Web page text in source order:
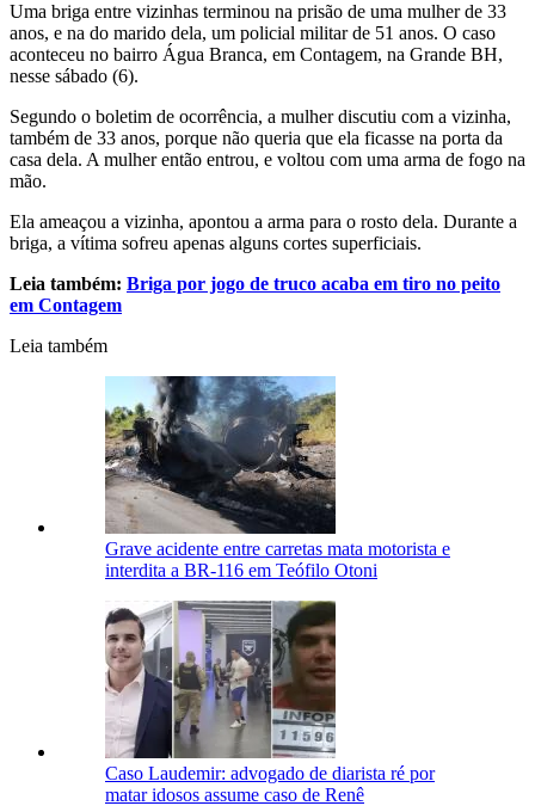
Uma briga entre vizinhas terminou na prisão de uma mulher de 33
anos, e na do marido dela, um policial militar de 51 anos. O caso
aconteceu no bairro Água Branca, em Contagem, na Grande BH,
nesse sábado (6).
Segundo o boletim de ocorrência, a mulher discutiu com a vizinha,
também de 33 anos, porque não queria que ela ficasse na porta da
casa dela. A mulher então entrou, e voltou com uma arma de fogo na
mão.
Ela ameaçou a vizinha, apontou a arma para o rosto dela. Durante a
briga, a vítima sofreu apenas alguns cortes superficiais.
Leia também: Briga por jogo de truco acaba em tiro no peito
em Contagem
Leia também
Grave acidente entre carretas mata motorista e
interdita a BR-116 em Teófilo Otoni
Caso Laudemir: advogado de diarista ré por
matar idosos assume caso de Renê